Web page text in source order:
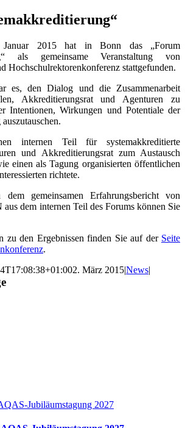
2015 hat in Bonn das „Forum
als gemeinsame Veranstaltung von
Hochschulrektorenkonferenz stattgefunden.
es, den Dialog und die Zusammenarbeit
Akkreditierungsrat und Agenturen zu
Intentionen, Wirkungen und Potentiale der
internen Teil für systemakkreditierte
und Akkreditierungsrat zum Austausch
einen als Tagung organisierten öffentlichen
richtete.
gemeinsamen Erfahrungsbericht von
dem internen Teil des Forums können Sie
zu den Ergebnissen finden Sie auf der Seite
.
2. März 2015|News|
Jubiläumstagung 2027